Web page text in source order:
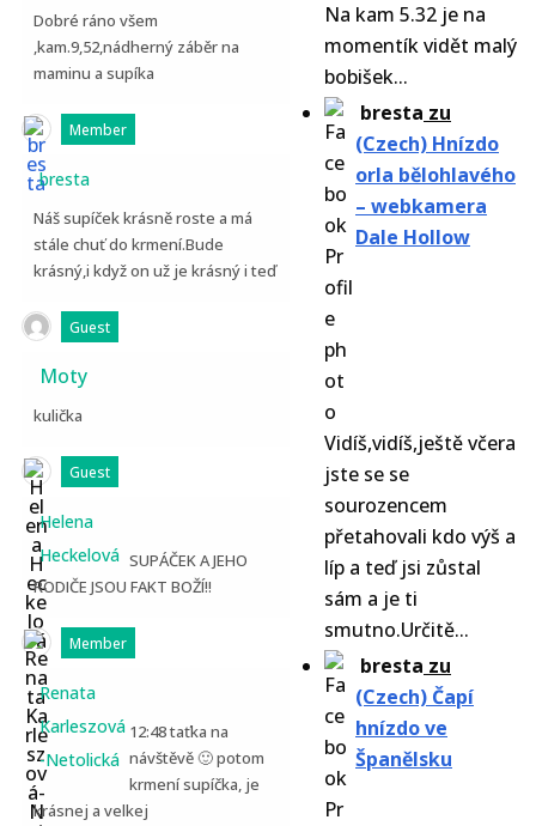
Na kam 5.32 je na
momentík vidět malý
bobišek...
bresta zu
(Czech) Hnízdo
orla bělohlavého
– webkamera
Dale Hollow
Vidíš,vidíš,ještě včera
jste se se
sourozencem
přetahovali kdo výš a
líp a teď jsi zůstal
sám a je ti
smutno.Určitě...
bresta zu
(Czech) Čapí
hnízdo ve
Španělsku
Dobré ráno všem
,kam.9,52,nádherný záběr na
maminu a supíka
Member
bresta
Náš supíček krásně roste a má
stále chuť do krmení.Bude
krásný,i když on už je krásný i teď
Guest
Moty
kulička
Guest
Helena
Heckelová SUPÁČEK A JEHO
RODIČE JSOU FAKT BOŽÍ!!
Member
Renata
Karleszová
-Netolická
12:48 taťka na
návštěvě 🙂 potom
krmení supíčka, je
krásnej a velkej